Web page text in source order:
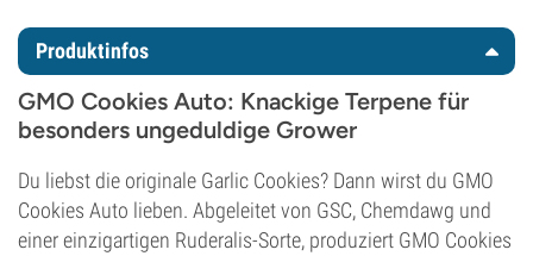
Produktinfos
GMO Cookies Auto: Knackige Terpene für
besonders ungeduldige Grower
Du liebst die originale Garlic Cookies? Dann wirst du GMO
Cookies Auto lieben. Abgeleitet von GSC, Chemdawg und
einer einzigartigen Ruderalis-Sorte, produziert GMO Cookies